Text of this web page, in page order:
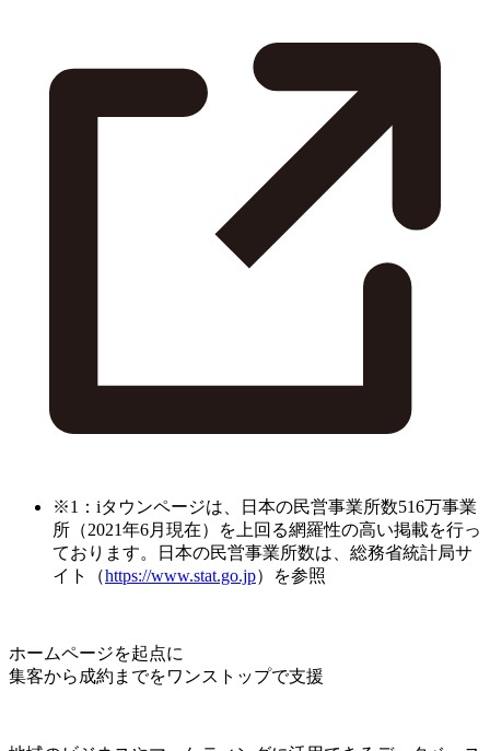
※1：iタウンページは、日本の民営事業所数516万事業
所（2021年6月現在）を上回る網羅性の高い掲載を行っ
ております。日本の民営事業所数は、総務省統計局サ
イト（https://www.stat.go.jp）を参照
ホームページを起点に
集客から成約までをワンストップで支援